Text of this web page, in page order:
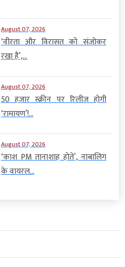
August 07, 2026
‘वीरता और विरासत को संजोकर
रखा है’,...
August 07, 2026
50 हजार स्क्रीन पर रिलीज होगी
‘रामायण’!...
August 07, 2026
‘काश PM तानाशाह होते’, नाबालिग
के वायरल...